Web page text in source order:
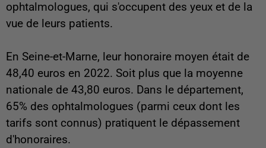
ophtalmologues, qui s'occupent des yeux et de la
vue de leurs patients.
En Seine-et-Marne, leur honoraire moyen était de
48,40 euros en 2022. Soit plus que la moyenne
nationale de 43,80 euros. Dans le département,
65% des ophtalmologues (parmi ceux dont les
tarifs sont connus) pratiquent le dépassement
d'honoraires.